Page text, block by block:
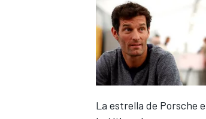
La estrella de Porsche